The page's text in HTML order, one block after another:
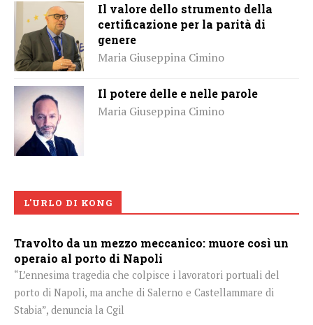
Il valore dello strumento della
certificazione per la parità di
genere
Maria Giuseppina Cimino
Il potere delle e nelle parole
Maria Giuseppina Cimino
L'URLO DI KONG
Travolto da un mezzo meccanico: muore così un
operaio al porto di Napoli
“L’ennesima tragedia che colpisce i lavoratori portuali del
porto di Napoli, ma anche di Salerno e Castellammare di
Stabia”, denuncia la Cgil